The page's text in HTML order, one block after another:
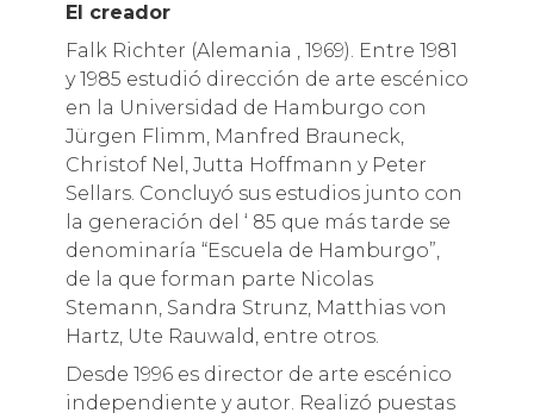
El creador
Falk Richter (Alemania , 1969). Entre 1981
y 1985 estudió dirección de arte escénico
en la Universidad de Hamburgo con
Jürgen Flimm, Manfred Brauneck,
Christof Nel, Jutta Hoffmann y Peter
Sellars. Concluyó sus estudios junto con
la generación del ‘ 85 que más tarde se
denominaría “Escuela de Hamburgo”,
de la que forman parte Nicolas
Stemann, Sandra Strunz, Matthias von
Hartz, Ute Rauwald, entre otros.
Desde 1996 es director de arte escénico
independiente y autor. Realizó puestas